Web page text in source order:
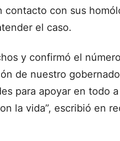
contacto con sus
el caso.
y confirmó el
de nuestro
para apoyar en todo
la vida”, escribió en